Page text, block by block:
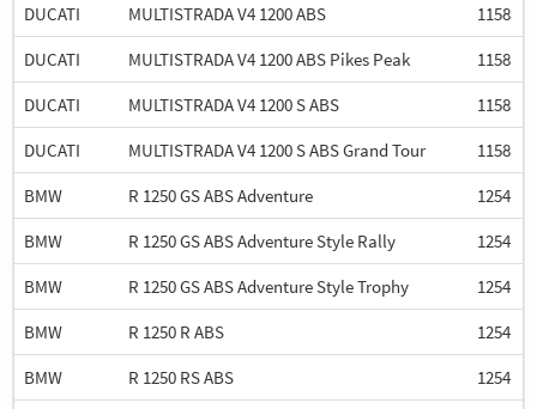
DUCATI
MULTISTRADA V4 1200 ABS
1158
DUCATI
MULTISTRADA V4 1200 ABS Pikes Peak
1158
DUCATI
MULTISTRADA V4 1200 S ABS
1158
DUCATI
MULTISTRADA V4 1200 S ABS Grand Tour
1158
BMW
R 1250 GS ABS Adventure
1254
BMW
R 1250 GS ABS Adventure Style Rally
1254
BMW
R 1250 GS ABS Adventure Style Trophy
1254
BMW
R 1250 R ABS
1254
BMW
R 1250 RS ABS
1254